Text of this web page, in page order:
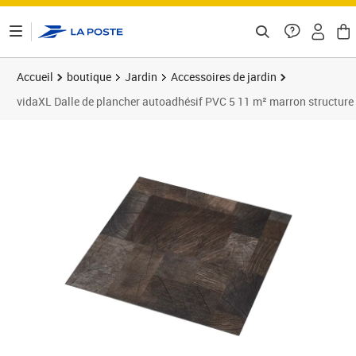
Accueil boutique Jardin
Accessoires de jardin
vidaXL Dalle de plancher autoadhésif PVC 5 11 m² marron